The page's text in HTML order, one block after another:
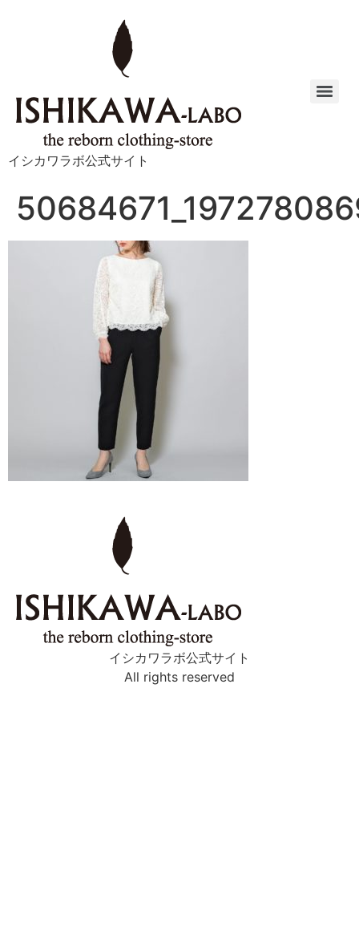
イシカワラボ公式サイト
イシカワラボ公式サイト
All rights reserved